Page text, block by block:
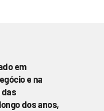
em
e na
dos anos,